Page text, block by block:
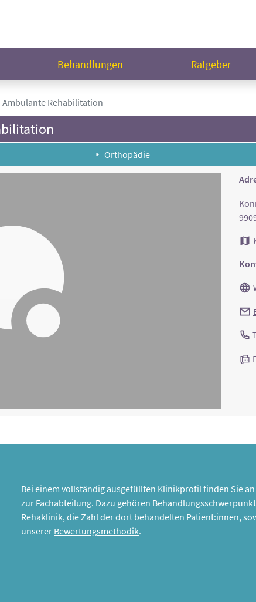
Behandlungen Ratgeber
Ambulante Rehabilitation
Orthopädie
Bei einem vollständig ausgefüllten Klinikprofil finden Sie
zur Fachabteilung. Dazu gehören
Rehaklinik, die Zahl der dort behandelten Patient:innen,
unserer Bewertungsmethodik.